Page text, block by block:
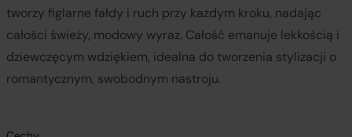
tworzy figlarne fałdy i ruch przy każdym kroku, nadając
całości świeży, modowy wyraz. Całość emanuje lekkością i
dziewczęcym wdziękiem, idealna do tworzenia stylizacji o
romantycznym, swobodnym nastroju.